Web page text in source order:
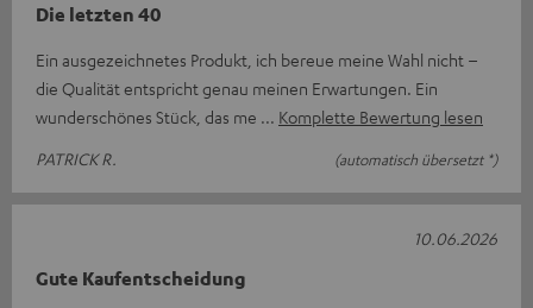
Die letzten 40
Ein ausgezeichnetes Produkt, ich bereue meine Wahl nicht –
die Qualität entspricht genau meinen Erwartungen. Ein
wunderschönes Stück, das me
Komplette Bewertung lesen
PATRICK R.
(automatisch übersetzt *)
Gute Kaufentscheidung
10.06.2026